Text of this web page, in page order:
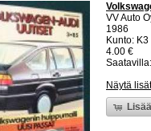
VV Auto
1986
Kunto:
4.00 €
Näytä